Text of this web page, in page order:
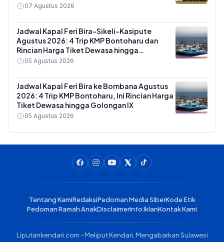
07 Agustus 2026
Jadwal Kapal Feri Bira-Sikeli-Kasipute
Agustus 2026: 4 Trip KMP Bontoharu dan
Rincian Harga Tiket Dewasa hingga
Kendaraan Golongan IX
05 Agustus 2026
Jadwal Kapal Feri Bira ke Bombana Agustus
2026: 4 Trip KMP Bontoharu, Ini Rincian Harga
Tiket Dewasa hingga Golongan IX
05 Agustus 2026
Tentang KamiRedaksiPedoman Media SiberKode Etik
Pedoman Ramah AnakDisclaimerInfo IklanKontak Kami
Liputankendari.com - Meliput Kendari, Mengabarkan Sulawesi